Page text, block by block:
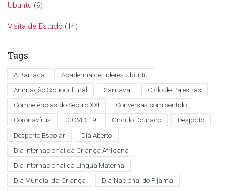
Ubuntu (9)
Visita de Estudo (14)
Tags
A Barraca
Academia de Líderes Ubuntu
Animação Sociocultural
Carnaval
Ciclo de Palestras
Competências do Século XXI
Conversas com sentido
Coronavírus
COVID-19 Círculo Dourado
Desporto
Desporto Escolar
Dia Aberto
Dia Internacional da Criança Africana
Dia Internacional da Língua Materna
Dia Mundial da Criança
Dia Nacional do Pijama